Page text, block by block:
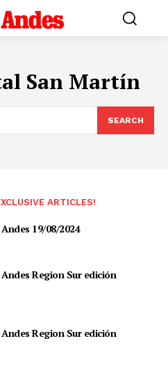
San Martín
SEARCH
ARTICLES!
19/08/2024
Region Sur edición
Region Sur edición